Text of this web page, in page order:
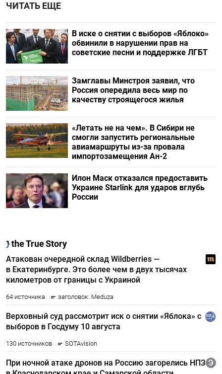
ЧИТАТЬ ЕЩЕ
В иске о снятии с выборов «Яблоко»
обвинили в нарушении прав на
советские песни и поддержке ЛГБТ
Замглавы Минстроя заявил, что
Россия опередила весь мир по
качеству строящегося жилья
«Летать не на чем». В Сибири не
смогли запустить региональные
авиамаршруты из-за провала
импортозамещения Ан-2
Илон Маск отказался предоставить
Украине Starlink для ударов вглубь
России